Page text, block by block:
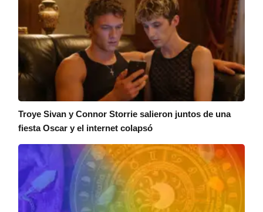
Troye Sivan y Connor Storrie salieron juntos de una
fiesta Oscar y el internet colapsó